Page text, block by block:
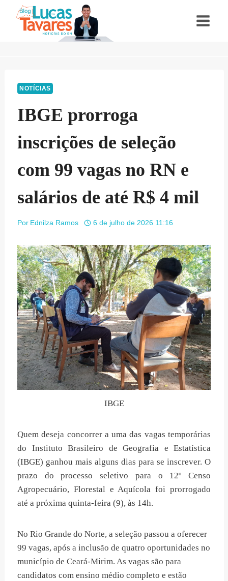
NOTÍCIAS
IBGE prorroga
inscrições de seleção
com 99 vagas no RN e
salários de até R$ 4 mil
Por Ednilza Ramos 6 de julho de 2026 11:16
IBGE
Quem deseja concorrer a uma das vagas temporárias
do Instituto Brasileiro de Geografia e Estatística
(IBGE) ganhou mais alguns dias para se inscrever. O
prazo do processo seletivo para o 12º Censo
Agropecuário, Florestal e Aquícola foi prorrogado
até a próxima quinta-feira (9), às 14h.
No Rio Grande do Norte, a seleção passou a oferecer
99 vagas, após a inclusão de quatro oportunidades no
município de Ceará-Mirim. As vagas são para
candidatos com ensino médio completo e estão